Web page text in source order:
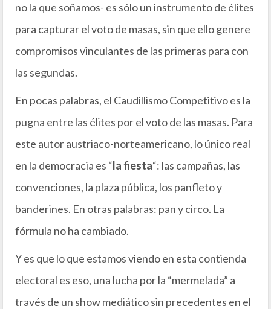
no la que soñamos- es sólo un instrumento de élites
para capturar el voto de masas, sin que ello genere
compromisos vinculantes de las primeras para con
las segundas.
En pocas palabras, el Caudillismo Competitivo es la
pugna entre las élites por el voto de las masas. Para
este autor austriaco-norteamericano, lo único real
en la democracia es “la fiesta“: las campañas, las
convenciones, la plaza pública, los panfleto y
banderines. En otras palabras: pan y circo. La
fórmula no ha cambiado.
Y es que lo que estamos viendo en esta contienda
electoral es eso, una lucha por la “mermelada” a
través de un show mediático sin precedentes en el